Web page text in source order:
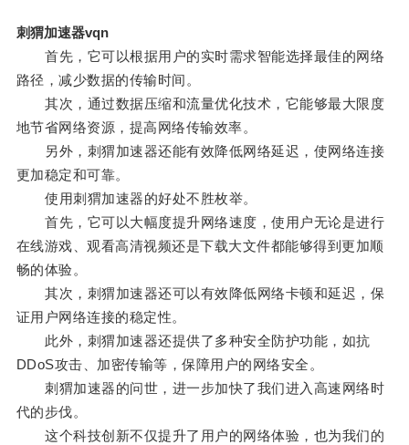
刺猬加速器vqn
首先，它可以根据用户的实时需求智能选择最佳的网络
路径，减少数据的传输时间。
其次，通过数据压缩和流量优化技术，它能够最大限度
地节省网络资源，提高网络传输效率。
另外，刺猬加速器还能有效降低网络延迟，使网络连接
更加稳定和可靠。
使用刺猬加速器的好处不胜枚举。
首先，它可以大幅度提升网络速度，使用户无论是进行
在线游戏、观看高清视频还是下载大文件都能够得到更加顺
畅的体验。
其次，刺猬加速器还可以有效降低网络卡顿和延迟，保
证用户网络连接的稳定性。
此外，刺猬加速器还提供了多种安全防护功能，如抗
DDoS攻击、加密传输等，保障用户的网络安全。
刺猬加速器的问世，进一步加快了我们进入高速网络时
代的步伐。
这个科技创新不仅提升了用户的网络体验，也为我们的